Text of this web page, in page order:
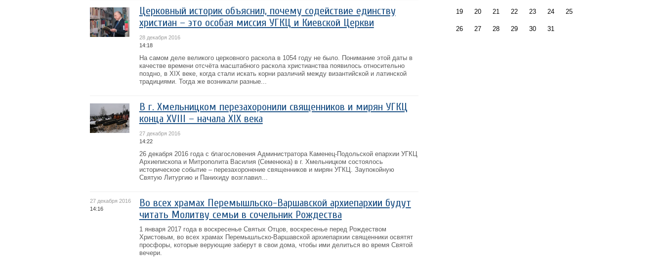
Церковный историк объяснил, почему содействие единству
христиан – это особая миссия УГКЦ и Киевской Церкви
28 декабря 2016
14:18
На самом деле великого церковного раскола в 1054 году не было. Понимание этой даты в
качестве времени отсчёта масштабного раскола христианства появилось относительно
поздно, в XIX веке, когда стали искать корни различий между византийской и латинской
традициями. Тогда же возникали разные...
В г. Хмельницком перезахоронили священников и мирян УГКЦ
конца ХVIII – начала ХІХ века
27 декабря 2016
14:22
26 декабря 2016 года с благословения Администратора Каменец-Подольской епархии УГКЦ
Архиепископа и Митрополита Василия (Семенюка) в г. Хмельницком состоялось
историческое событие – перезахоронение священников и мирян УГКЦ. Заупокойную
Святую Литургию и Панихиду возглавил...
27 декабря 2016
14:16
Во всех храмах Перемышльско-Варшавской архиепархии будут
читать Молитву семьи в сочельник Рождества
1 января 2017 года в воскресенье Святых Отцов, воскресенье перед Рождеством
Христовым, во всех храмах Перемышльско-Варшавской архиепархии священники освятят
просфоры, которые верующие заберут в свои дома, чтобы ими делиться во время Святой
вечери.
19 20 21 22 23 24 25
26 27 28 29 30 31